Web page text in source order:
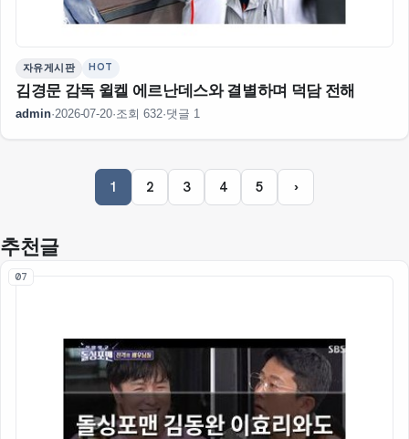
자유게시판 HOT
김경문 감독 윌켈 에르난데스와 결별하며 덕담 전해
admin·2026-07-20·조회 632·댓글 1
1 2 3 4 5 ›
추천글
07